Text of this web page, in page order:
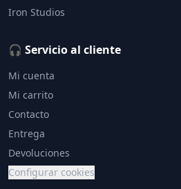
Iron Studios
🎧 Servicio al cliente
Mi cuenta
Mi carrito
Contacto
Entrega
Devoluciones
Configurar cookies